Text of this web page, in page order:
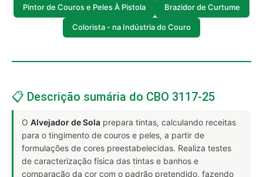
Pintor de Couros e Peles À Pistola Brazidor de Curtume
Colorista - na Indústria do Couro
📋 Descrição sumária do CBO 3117-25
O Alvejador de Sola prepara tintas, calculando receitas
para o tingimento de couros e peles, a partir de
formulações de cores preestabelecidas. Realiza testes
de caracterização física das tintas e banhos e
comparação da cor com o padrão pretendido, fazendo